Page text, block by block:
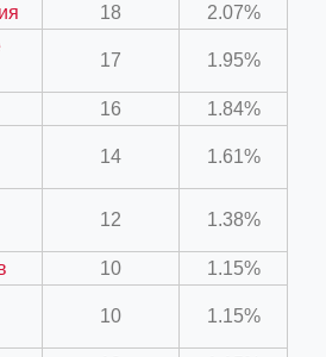
18
2.07%
17 1.95%
16
1.84%
14 1.61%
12 1.38%
10
1.15%
10 1.15%